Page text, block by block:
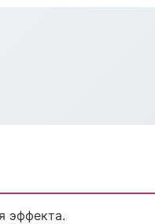
эффекта.